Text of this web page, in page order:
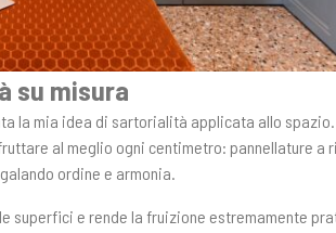
su misura
la mia idea di sartorialità applicata allo spazio.
al meglio ogni centimetro: pannellature a
ordine e armonia.
superfici e rende la fruizione estremamente